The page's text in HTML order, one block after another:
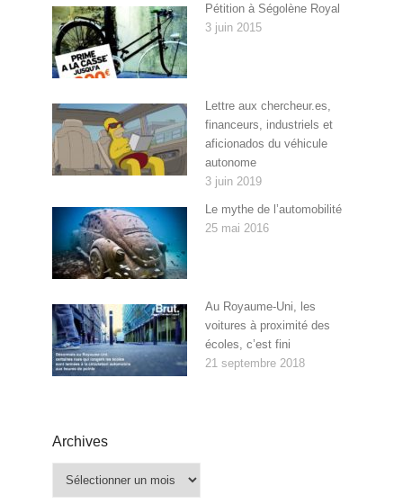
Pétition à Ségolène Royal
3 juin 2015
Lettre aux chercheur.es,
financeurs, industriels et
aficionados du véhicule
autonome
3 juin 2019
Le mythe de l’automobilité
25 mai 2016
Au Royaume-Uni, les
voitures à proximité des
écoles, c’est fini
21 septembre 2018
Archives